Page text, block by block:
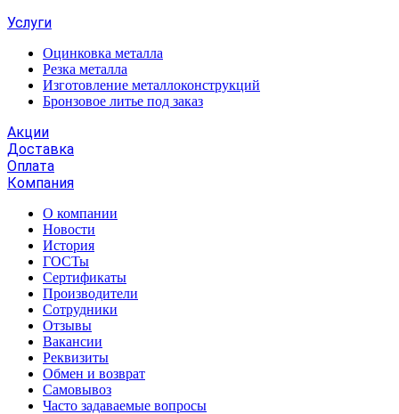
Услуги
Оцинковка металла
Резка металла
Изготовление металлоконструкций
Бронзовое литье под заказ
Акции
Доставка
Оплата
Компания
О компании
Новости
История
ГОСТы
Сертификаты
Производители
Сотрудники
Отзывы
Вакансии
Реквизиты
Обмен и возврат
Самовывоз
Часто задаваемые вопросы